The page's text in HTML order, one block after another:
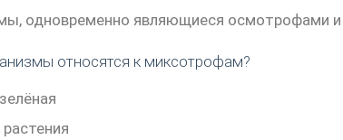
одновременно являющиеся осмотрофами
относятся к миксотрофам?